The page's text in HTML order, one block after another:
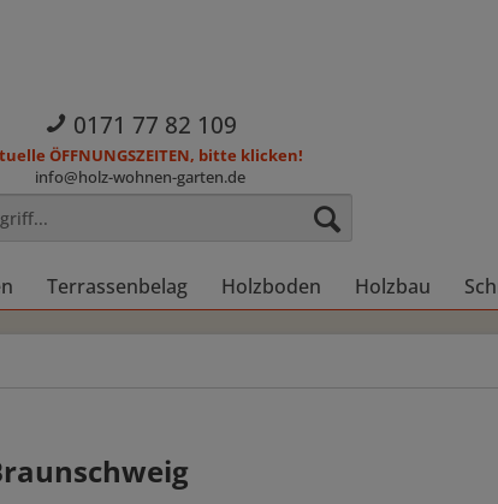
0171 77 82 109
ÖFFNUNGSZEITEN, bitte klicken!
info@holz-wohnen-garten.de
Terrassenbelag Holzboden Holzbau